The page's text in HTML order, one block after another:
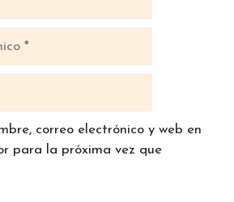
correo electrónico y web en
para la próxima vez que